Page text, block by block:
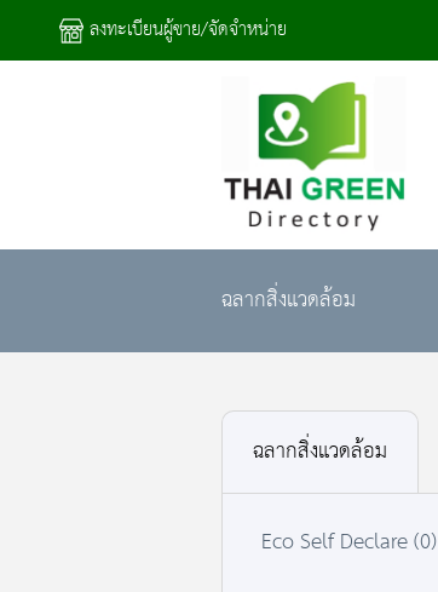
ลงทะเบียนผู้ขาย/จัดจำหน่าย
ฉลากสิ่งแวดล้อม
ฉลากสิ่งแวดล้อม
Eco Self Declare (0)